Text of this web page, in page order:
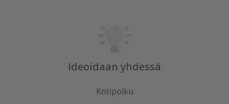
Ideoidaan yhdessä
Kotipolku